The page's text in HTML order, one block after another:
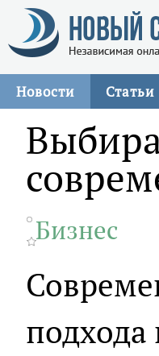
Новости Статьи
Бизнес
подхода